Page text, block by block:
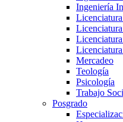
Ingeniería
Mercadeo
Teología
Psicología
Trabajo
Posgrado